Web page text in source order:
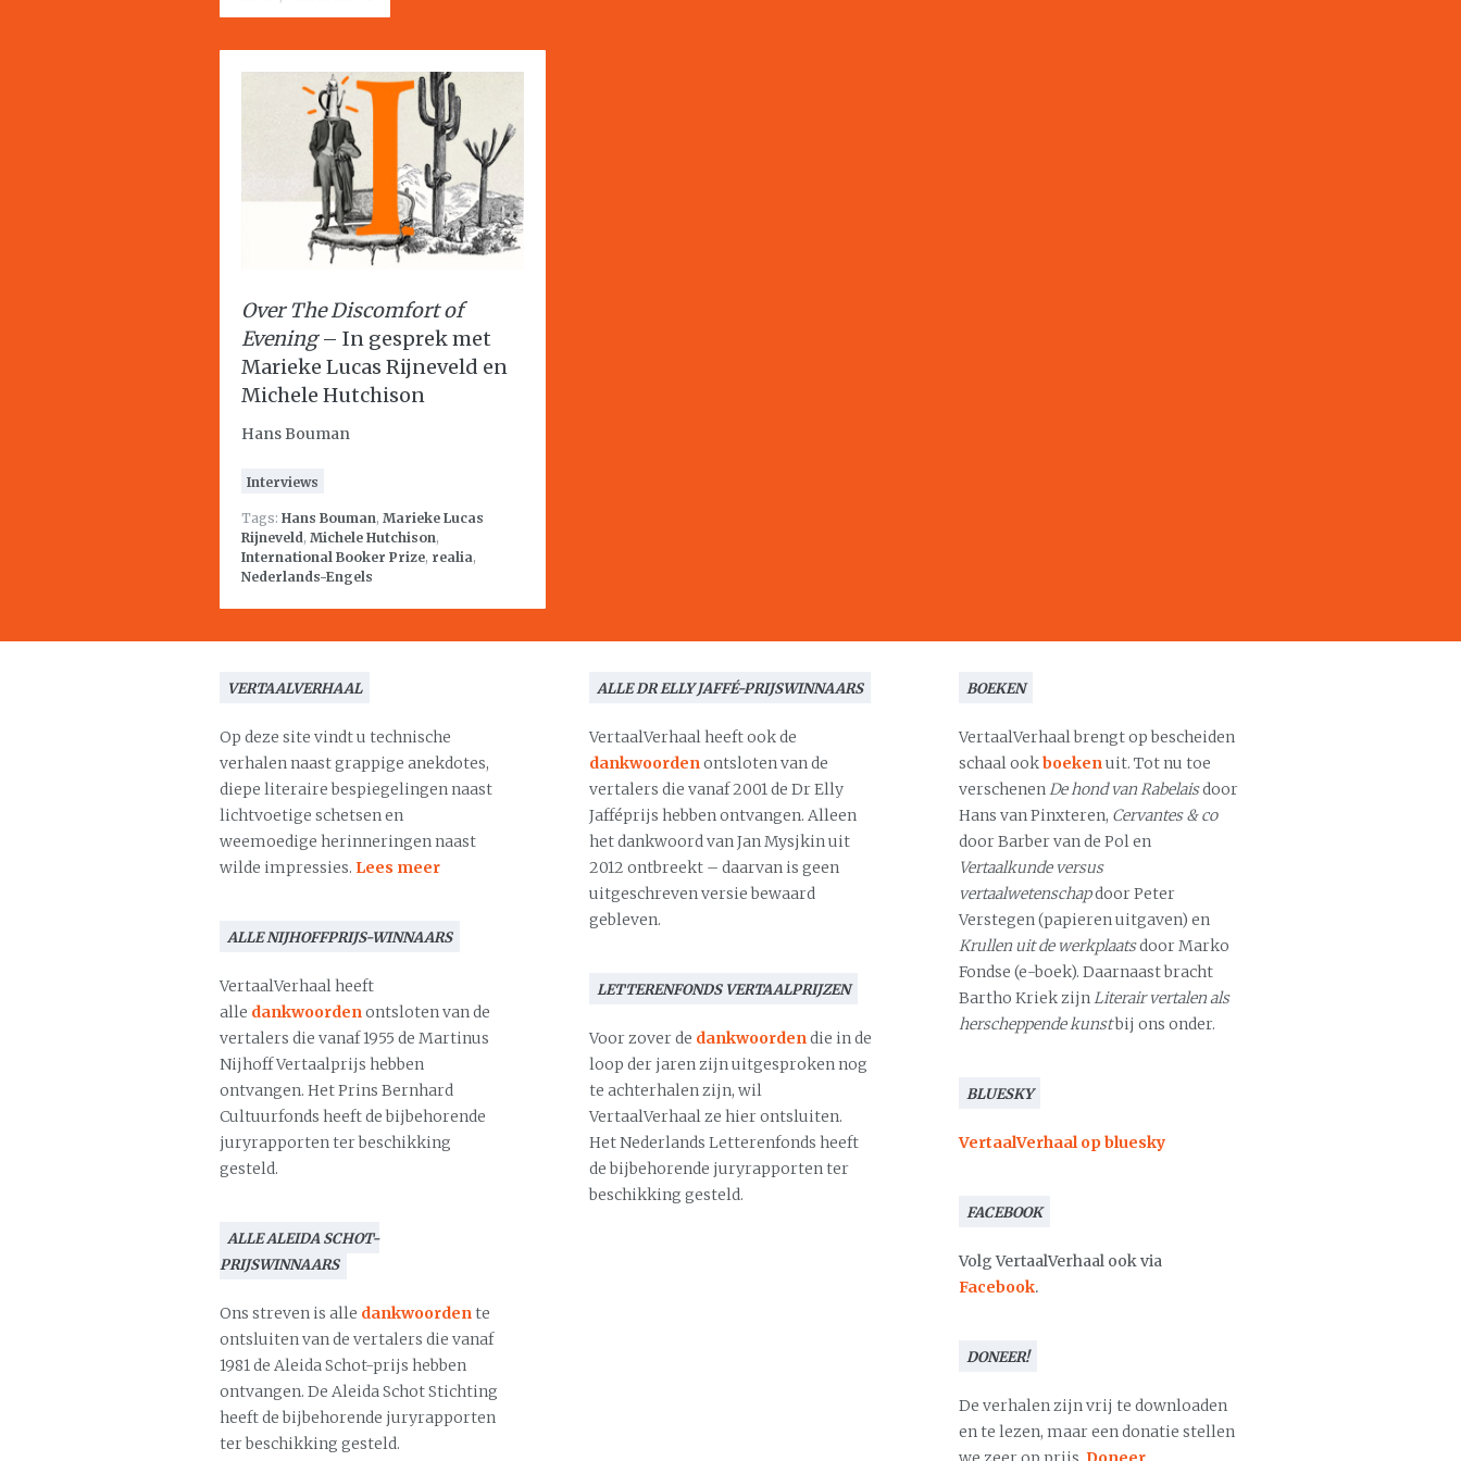
Over The Discomfort of
Evening– In gesprek met
Marieke Lucas Rijneveld en
Michele Hutchison
Hans Bouman
Interviews
Tags: Hans Bouman, Marieke Lucas
Rijneveld, Michele Hutchison,
International Booker Prize, realia,
Nederlands-Engels
VERTAALVERHAAL
Op deze site vindt u technische
verhalen naast grappige anekdotes,
diepe literaire bespiegelingen naast
lichtvoetige schetsen en
weemoedige herinneringen naast
wilde impressies. Lees meer
ALLE NIJHOFFPRIJS-WINNAARS
VertaalVerhaal heeft
alle dankwoordenontsloten van de
vertalers die vanaf 1955 de Martinus
Nijhoff Vertaalprijs hebben
ontvangen. Het Prins Bernhard
Cultuurfonds heeft de bijbehorende
juryrapporten ter beschikking
gesteld.
ALLE ALEIDA SCHOT-
PRIJSWINNAARS
Ons streven is alle dankwoordente
ontsluiten van de vertalers die vanaf
1981 de Aleida Schot-prijs hebben
ontvangen. De Aleida Schot Stichting
heeft de bijbehorende juryrapporten
ter beschikking gesteld.
ALLE DR ELLY JAFFÉ-PRIJSWINNAARS
VertaalVerhaal heeft ook de
dankwoordenontsloten van de
vertalers die vanaf 2001 de Dr Elly
Jafféprijs hebben ontvangen. Alleen
het dankwoord van Jan Mysjkin uit
2012 ontbreekt – daarvan is geen
uitgeschreven versie bewaard
gebleven.
LETTERENFONDS VERTAALPRIJZEN
Voor zover de dankwoordendie in de
loop der jaren zijn uitgesproken nog
te achterhalen zijn, wil
VertaalVerhaal ze hier ontsluiten.
Het Nederlands Letterenfonds heeft
de bijbehorende juryrapporten ter
beschikking gesteld.
BOEKEN
VertaalVerhaal brengt op bescheiden
schaal ookboekenuit. Tot nu toe
verschenenDe hond van Rabelaisdoor
Hans van Pinxteren, Cervantes & co
door Barber van de Pol en
Vertaalkunde versus
vertaalwetenschapdoor Peter
Verstegen (papieren uitgaven) en
Krullen uit de werkplaatsdoor Marko
Fondse (e-boek). Daarnaast bracht
Bartho Kriek zijnLiterair vertalen als
herscheppende kunstbij ons onder.
BLUESKY
VertaalVerhaal op bluesky
FACEBOOK
Volg VertaalVerhaal ook via
Facebook.
DONEER!
De verhalen zijn vrij te downloaden
en te lezen, maar een donatie stellen